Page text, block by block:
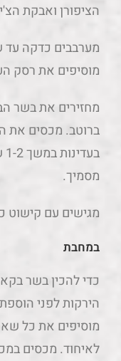
הציפורן ואבקת
מערבבים כדקה עד
מוסיפים את רסק
מחזירים את בשר
ברוטב. מכסים את
מסמיך.
מגישים עם קישוט
במחבת
כדי להכין בשר
הירקות לפני
מוסיפים את כל
לאיחוד. מכסים